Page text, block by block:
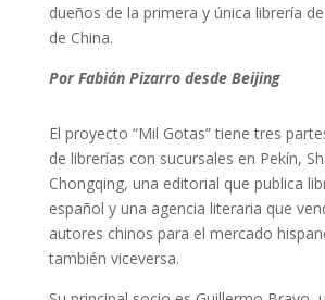
dueños de la primera y única librería
de China.
Por Fabián Pizarro desde Beijing
El proyecto “Mil Gotas” tiene tres
de librerías con sucursales en Pekín,
Chongqing, una editorial que publica
español y una agencia literaria que
autores chinos para el mercado
también viceversa.